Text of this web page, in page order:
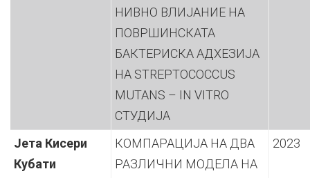
НИВНО ВЛИЈАНИЕ НА
ПОВРШИНСКАТА
БАКТЕРИСКА АДХЕЗИЈА
НА STREPTOCOCCUS
MUTANS – IN VITRO
СТУДИЈА
Јета Кисери
Кубати
КОМПАРАЦИЈА НА ДВА
РАЗЛИЧНИ МОДЕЛА НА
2023